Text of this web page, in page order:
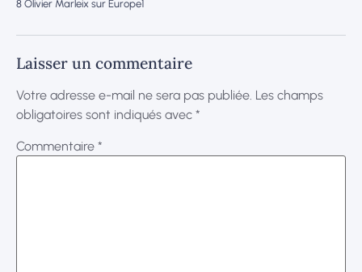
8 Olivier Marleix sur Europe1
Laisser un commentaire
Votre adresse e-mail ne sera pas publiée. Les champs
obligatoires sont indiqués avec *
Commentaire *